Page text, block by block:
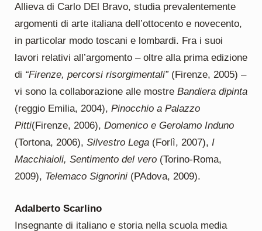
Allieva di Carlo DEl Bravo, studia prevalentemente
argomenti di arte italiana dell’ottocento e novecento,
in particolar modo toscani e lombardi. Fra i suoi
lavori relativi all’argomento – oltre alla prima edizione
di “Firenze, percorsi risorgimentali”(Firenze, 2005) –
vi sono la collaborazione alle mostre Bandiera dipinta
(reggio Emilia, 2004), Pinocchio a Palazzo
Pitti(Firenze, 2006), Domenico e Gerolamo Induno
(Tortona, 2006), Silvestro Lega (Forlì, 2007), I
Macchiaioli, Sentimento del vero (Torino-Roma,
2009), Telemaco Signorini(PAdova, 2009).
Adalberto Scarlino
Insegnante di italiano e storia nella scuola media